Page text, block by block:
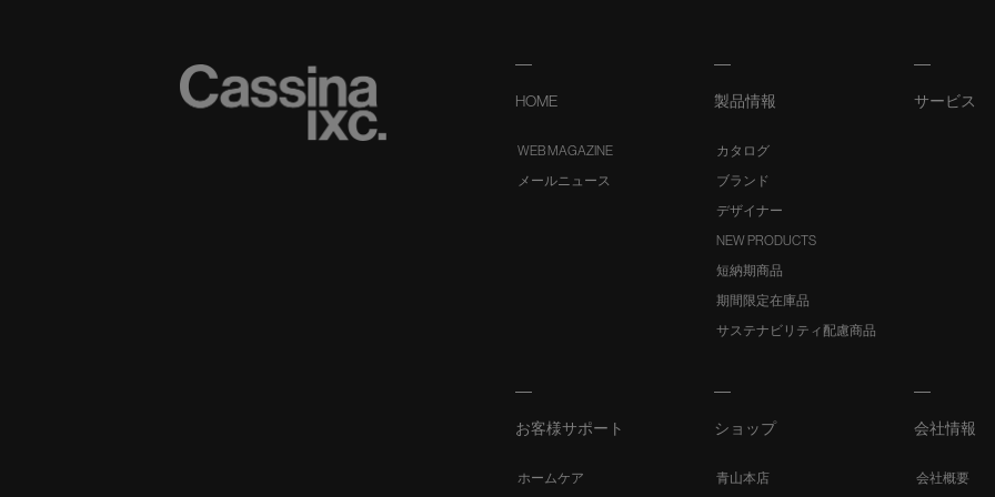
HOME
WEB MAGAZINE
メールニュース
製品情報
カタログ
ブランド
デザイナー
NEW PRODUCTS
短納期商品
期間限定在庫品
サステナビリティ配慮商品
サービス
お客様サポート
ホームケア
ショップ
青山本店
会社情報
会社概要